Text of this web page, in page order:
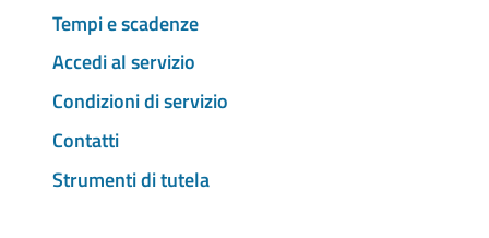
Tempi e scadenze
Accedi al servizio
Condizioni di servizio
Contatti
Strumenti di tutela